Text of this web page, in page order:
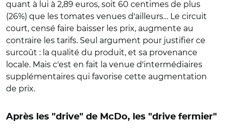
quant à lui à 2,89 euros, soit 60 centimes de plus
(26%) que les tomates venues d'ailleurs… Le circuit
court, censé faire baisser les prix, augmente au
contraire les tarifs. Seul argument pour justifier ce
surcoût : la qualité du produit, et sa provenance
locale. Mais c'est en fait la venue d'intermédiaires
supplémentaires qui favorise cette augmentation
de prix.
Après les "drive" de McDo, les "drive fermier"